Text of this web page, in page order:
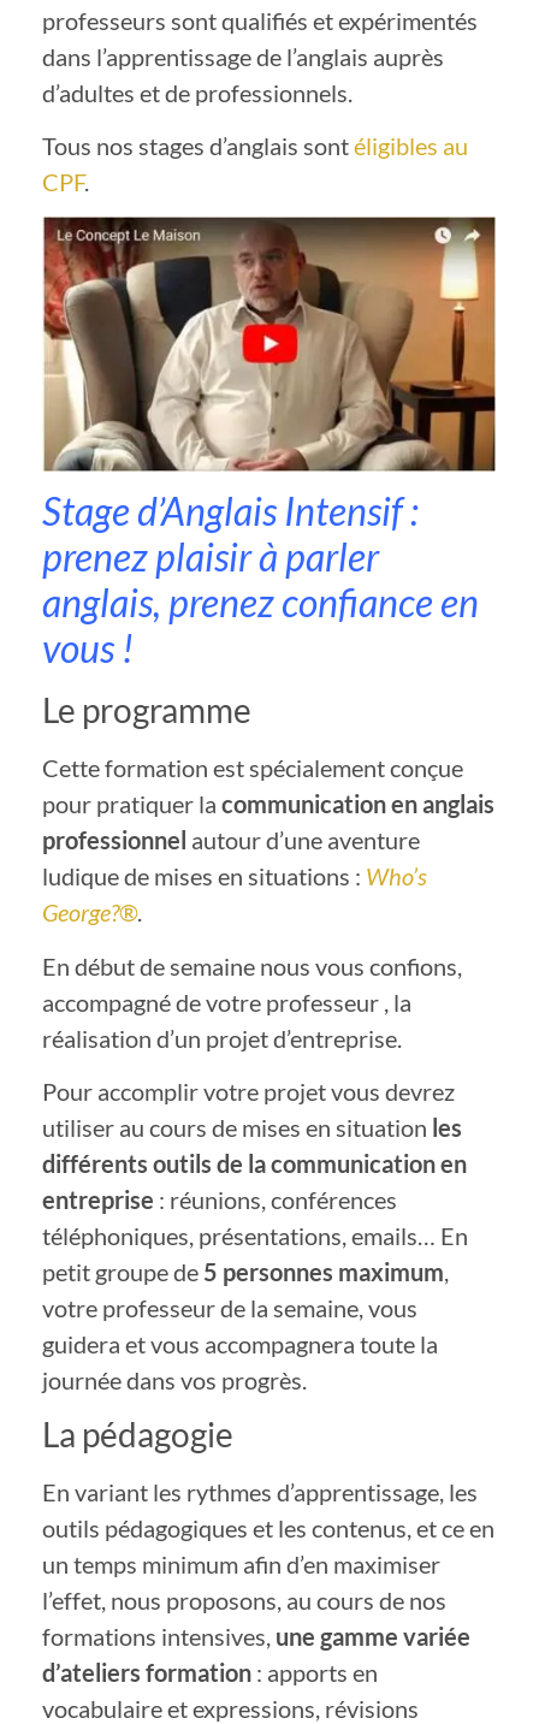
professeurs sont qualifiés et expérimentés
dans l’apprentissage de l’anglais auprès
d’adultes et de professionnels.
Tous nos stages d’anglais sontéligibles au
CPF.
Stage d’Anglais Intensif :
prenez plaisir à parler
anglais, prenez confiance en
vous !
Le programme
Cette formation est spécialement conçue
pour pratiquer la communication en anglais
professionnel autour d’une aventure
ludique de mises en situations : Who’s
George?®.
En début de semaine nous vous confions,
accompagné de votre professeur , la
réalisation d’un projet d’entreprise.
Pour accomplir votre projet vous devrez
utiliser au cours de mises en situation les
différents outils de la communication en
entreprise : réunions, conférences
téléphoniques, présentations, emails… En
petit groupe de 5 personnes maximum,
votre professeur de la semaine, vous
guidera et vous accompagnera toute la
journée dans vos progrès.
La pédagogie
En variant les rythmes d’apprentissage, les
outils pédagogiques et les contenus, et ce en
un temps minimum afin d’en maximiser
l’effet, nous proposons, au cours de nos
formations intensives, une gamme variée
d’ateliers formation : apports en
vocabulaire et expressions, révisions